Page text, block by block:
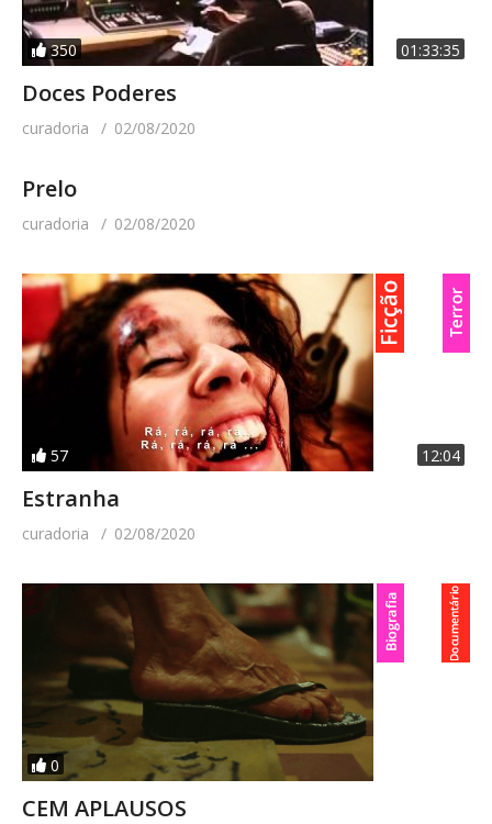
350 01:33:35
Doces Poderes
curadoria 02/08/2020
Prelo
curadoria 02/08/2020
57 12:04
Estranha
curadoria 02/08/2020
0
CEM APLAUSOS